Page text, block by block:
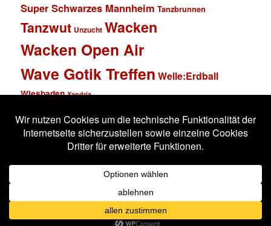
Super Schwarzes Mannheim Tanzbrunnen
Tanzwut Unzucht Wacken
Wacken Open Air
Wave Gotik Treffen Welle:Erdball
Wiesbaden Xandria
Impressum
Stolz präsentiert von WordPress